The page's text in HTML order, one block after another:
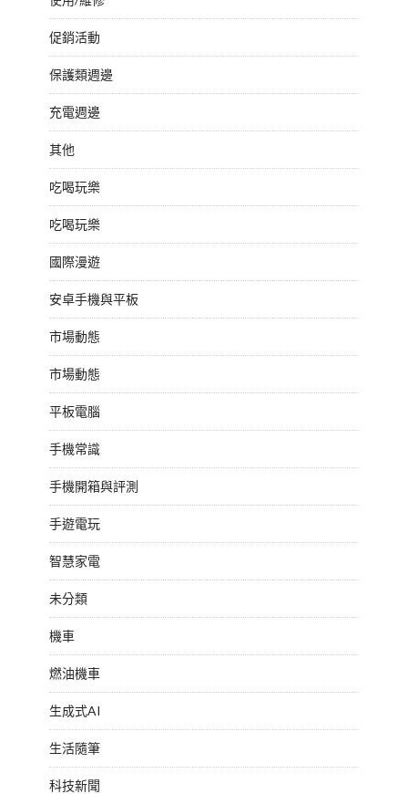
促銷活動
保護類週邊
充電週邊
其他
吃喝玩樂
吃喝玩樂
國際漫遊
安卓手機與平板
市場動態
市場動態
平板電腦
手機常識
手機開箱與評測
手遊電玩
智慧家電
未分類
機車
燃油機車
生成式AI
生活隨筆
科技新聞